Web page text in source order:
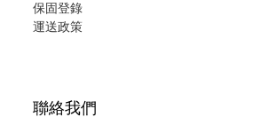
保固登錄
運送政策
聯絡我們